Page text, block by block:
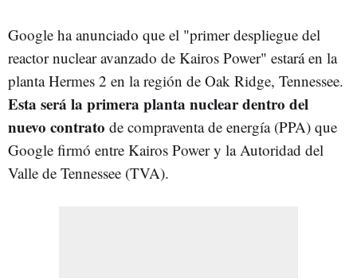
Google ha anunciado que el "primer despliegue del
reactor nuclear avanzado de Kairos Power" estará en la
planta Hermes 2 en la región de Oak Ridge, Tennessee.
Esta será la primera planta nuclear dentro del
nuevo contrato de compraventa de energía (PPA) que
Google firmó entre Kairos Power y la Autoridad del
Valle de Tennessee (TVA).